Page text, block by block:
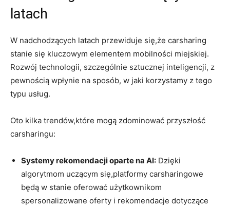
latach
W nadchodzących latach przewiduje się,że carsharing
stanie się kluczowym elementem mobilności miejskiej.
Rozwój technologii, szczególnie sztucznej inteligencji, z
pewnością wpłynie na sposób, w jaki korzystamy z tego
typu usług.
Oto kilka trendów,które mogą zdominować przyszłość
carsharingu:
Systemy rekomendacji oparte na AI: Dzięki
algorytmom uczącym się,platformy carsharingowe
będą w stanie oferować użytkownikom
spersonalizowane oferty i rekomendacje dotyczące